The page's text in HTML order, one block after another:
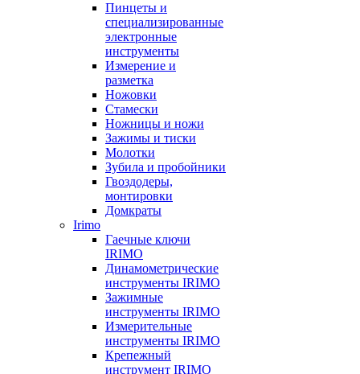
Пинцеты и
специализированные
электронные
инструменты
Измерение и
разметка
Ножовки
Стамески
Ножницы и ножи
Зажимы и тиски
Молотки
Зубила и пробойники
Гвоздодеры,
монтировки
Домкраты
Irimo
Гаечные ключи
IRIMO
Динамометрические
инструменты IRIMO
Зажимные
инструменты IRIMO
Измерительные
инструменты IRIMO
Крепежный
инструмент IRIMO